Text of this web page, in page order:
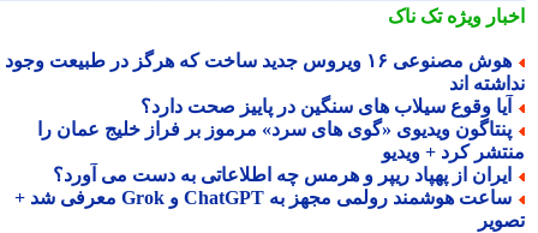
ویژهتک ناک
هوش مصنوعی ۱۶ ویروس جدید ساخت که هرگز در طبیعت وجود
اند
وقوع سیلاب های سنگین در پاییز صحت دارد؟
ویدیوی «گوی های سرد» مرموز بر فراز خلیج عمان را
کرد + ویدیو
از پهپاد ریپر و هرمس چه اطلاعاتی به دست می آورد؟
ساعت هوشمند رولمی مجهز به ChatGPT و Grok معرفی شد +